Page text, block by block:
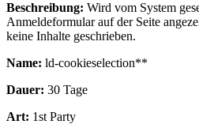
Beschreibung: Wird vom System
Anmeldeformular auf der Seite
keine Inhalte geschrieben.
Name: ld-cookieselection**
Dauer: 30 Tage
Art: 1st Party